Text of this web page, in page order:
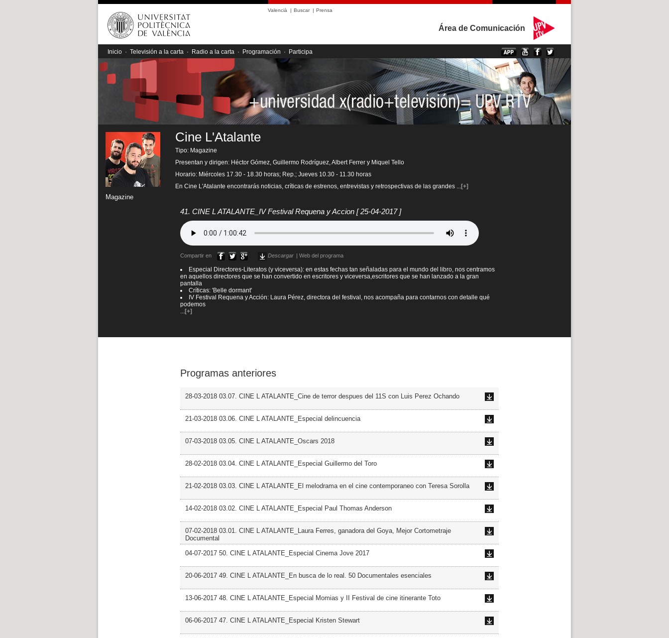
Valencià | Buscar| Prensa
Área de Comunicación
Inicio · Televisión a la carta · Radio a la carta · Programación · Participa
Magazine
Cine L'Atalante
Tipo: Magazine
Presentan y dirigen: Héctor Gómez, Guillermo Rodríguez, Albert Ferrer y Miquel Tello
Horario: Miércoles 17.30 - 18.30 horas; Rep.; Jueves 10.30 - 11.30 horas
En Cine L'Atalante encontrarás noticias, críticas de estrenos, entrevistas y retrospectivas de las grandes ...[+]
41. CINE L ATALANTE_IV Festival Requena y Accion [ 25-04-2017 ]
Compartir en Descargar Web del programa
Especial Directores-Literatos (y viceversa): en estas fechas tan señaladas para el mundo del libro, nos centramos
en aquellos directores que se han convertido en escritores y viceversa,escritores que se han lanzado a la gran
pantalla
Críticas: 'Belle dormant'
IV Festival Requena y Acción: Laura Pérez, directora del festival, nos acompaña para contarnos con detalle qué
podemos
[+]
Programas anteriores
28-03-2018 03.07. CINE L ATALANTE_Cine de terror despues del 11S con Luis Perez Ochando
21-03-2018 03.06. CINE L ATALANTE_Especial delincuencia
07-03-2018 03.05. CINE L ATALANTE_Oscars 2018
28-02-2018 03.04. CINE L ATALANTE_Especial Guillermo del Toro
21-02-2018 03.03. CINE L ATALANTE_El melodrama en el cine contemporaneo con Teresa Sorolla
14-02-2018 03.02. CINE L ATALANTE_Especial Paul Thomas Anderson
07-02-2018 03.01. CINE L ATALANTE_Laura Ferres, ganadora del Goya, Mejor Cortometraje
Documental
04-07-2017 50. CINE L ATALANTE_Especial Cinema Jove 2017
20-06-2017 49. CINE L ATALANTE_En busca de lo real. 50 Documentales esenciales
13-06-2017 48. CINE L ATALANTE_Especial Momias y II Festival de cine itinerante Toto
06-06-2017 47. CINE L ATALANTE_Especial Kristen Stewart